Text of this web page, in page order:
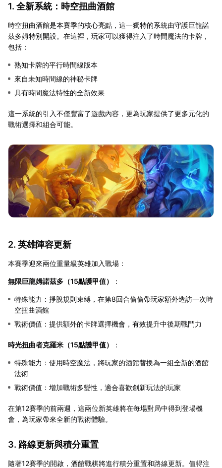
1. 全新系統：時空扭曲酒館
時空扭曲酒館是本賽季的核心亮點，這一獨特的系統由守護巨龍諾
茲多姆特別開設。在這裡，玩家可以獲得注入了時間魔法的卡牌，
包括：
熟知卡牌的平行時間線版本
來自未知時間線的神秘卡牌
具有時間魔法特性的全新效果
這一系統的引入不僅豐富了遊戲內容，更為玩家提供了更多元化的
戰術選擇和組合可能。
2. 英雄陣容更新
本賽季迎來兩位重量級英雄加入戰場：
無限巨龍姆諾茲多（15點護甲值） ：
特殊能力：掙脫規則束縛，在第8回合偷偷帶玩家額外造訪一次時
空扭曲酒館
戰術價值：提供額外的卡牌選擇機會，有效提升中後期戰鬥力
時光扭曲者克羅米（15點護甲值） ：
特殊能力：使用時空魔法，將玩家的酒館替換為一組全新的酒館
法術
戰術價值：增加戰術多變性，適合喜歡創新玩法的玩家
在第12賽季的前兩週，這兩位新英雄將在每場對局中得到登場機
會，為玩家帶來全新的戰術體驗。
3. 路線更新與積分重置
隨著12賽季的開啟，酒館戰棋將進行積分重置和路線更新。值得注